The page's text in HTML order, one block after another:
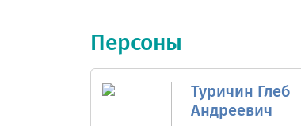
Персоны
Туричин Глеб
Андреевич